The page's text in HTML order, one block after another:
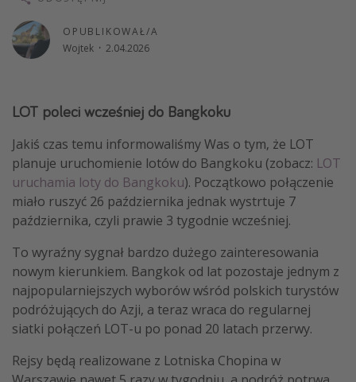
Noclegi z prywatnym jacuzzi w pokoju/na tarasie
Weekend dla dwojga
Hotele SPA i wellness
Wyjazd na narty
Wyjazdy na Majówkę
Wszystkie
Więcej tematów
Newsy, ciekawostki, porady podróżnicze
Najlepsze aplikacje podróżnicze
Kalendarz podróży
OPUBLIKOWAŁ/A
Wojtek · 2.04.2026
LOT poleci wcześniej do Bangkoku
Jakiś czas temu informowaliśmy Was o tym, że LOT
planuje uruchomienie lotów do Bangkoku (zobacz: LOT
uruchamia loty do Bangkoku). Początkowo połączenie
miało ruszyć 26 października jednak wystrtuje 7
października, czyli prawie 3 tygodnie wcześniej.
To wyraźny sygnał bardzo dużego zainteresowania
nowym kierunkiem. Bangkok od lat pozostaje jednym z
najpopularniejszych wyborów wśród polskich turystów
podróżujących do Azji, a teraz wraca do regularnej
siatki połączeń LOT-u po ponad 20 latach przerwy.
Rejsy będą realizowane z Lotniska Chopina w